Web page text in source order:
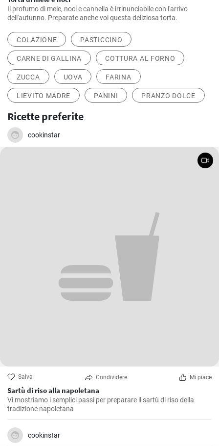
Il profumo di mele, noci e cannella è irrinunciabile con l'arrivo
dell'autunno. Preparate anche voi questa deliziosa torta.
COLAZIONE PASTICCINO
CARNE DI GALLINA COTTURA AL FORNO
ZUCCA UOVA FARINA
LIEVITO MADRE PANINI PRANZO DOLCE
Ricette preferite
cookinstar
Salva Condividere Mi piace
Sartù di riso alla napoletana
Vi mostriamo i semplici passi per preparare il sartù di riso della
tradizione napoletana
cookinstar